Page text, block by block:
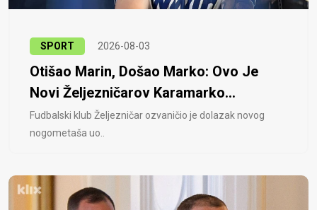
SPORT 2026-08-03
Otišao Marin, Došao Marko: Ovo Je
Novi Željezničarov Karamarko...
Fudbalski klub Željezničar ozvaničio je dolazak novog
nogometaša uo..